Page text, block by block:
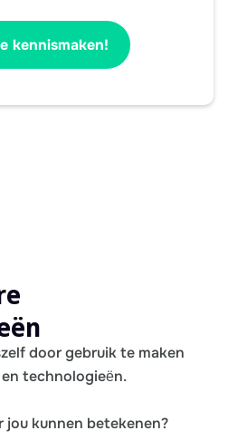
kennismaken!
door gebruik te maken
technologieën.
kunnen betekenen?